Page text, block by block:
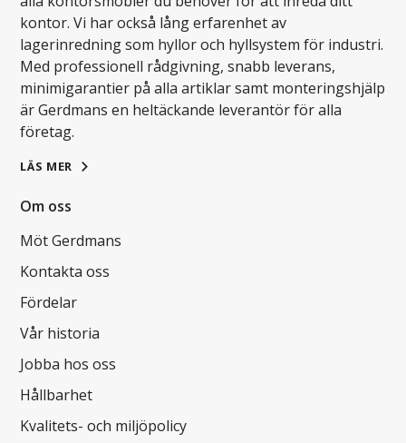
kontor. Vi har också lång erfarenhet av
lagerinredning som hyllor och hyllsystem för industri.
Med professionell rådgivning, snabb leverans,
minimigarantier på alla artiklar samt monteringshjälp
är Gerdmans en heltäckande leverantör för alla
företag.
LÄS MER
Om oss
Möt Gerdmans
Kontakta oss
Fördelar
Vår historia
Jobba hos oss
Hållbarhet
Kvalitets- och miljöpolicy